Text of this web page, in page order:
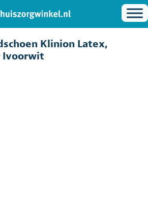
Klinion Latex,
Ivoorwit